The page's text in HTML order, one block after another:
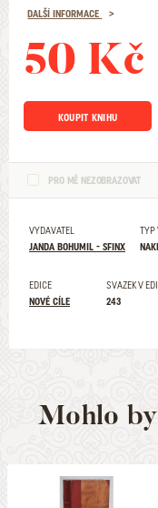
DALŠÍ INFORMACE
50 Kč
KOUPIT KNIHU
PRO MĚ NEZOBRAZOVAT
VYDAVATEL
JANDA BOHUMIL - SFINX
TYP
EDICE
NOVÉ CÍLE
SVAZEK V
243
Mohlo